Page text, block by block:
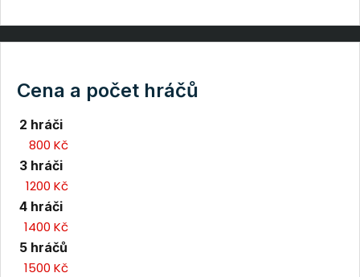
Cena a počet hráčů
2 hráči
800 Kč
3 hráči
1200 Kč
4 hráči
1400 Kč
5 hráčů
1500 Kč